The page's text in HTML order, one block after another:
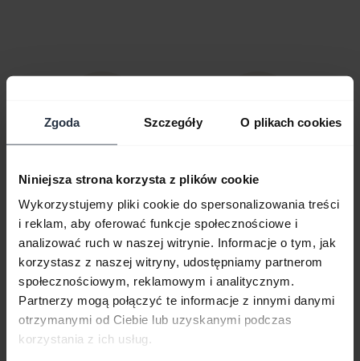
Zgoda Szczegóły O plikach cookies
Niniejsza strona korzysta z plików cookie
Wykorzystujemy pliki cookie do spersonalizowania treści
i reklam, aby oferować funkcje społecznościowe i
analizować ruch w naszej witrynie. Informacje o tym, jak
korzystasz z naszej witryny, udostępniamy partnerom
społecznościowym, reklamowym i analitycznym.
Partnerzy mogą połączyć te informacje z innymi danymi
otrzymanymi od Ciebie lub uzyskanymi podczas
korzystania z ich usług.
Bezpłatny 100-dniowy
zwrot
Darmowa dostawa na
kwotę powyżej 169 zł